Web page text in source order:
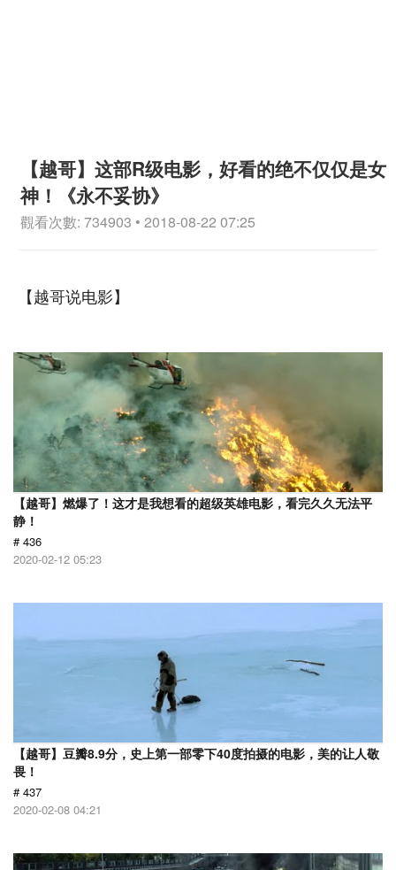
【越哥】这部R级电影，好看的绝不仅仅是女
神！《永不妥协》
觀看次數: 734903 • 2018-08-22 07:25
【越哥说电影】
【越哥】燃爆了！这才是我想看的超级英雄电影，看完久久无法平
静！
# 436
2020-02-12 05:23
【越哥】豆瓣8.9分，史上第一部零下40度拍摄的电影，美的让人敬
畏！
# 437
2020-02-08 04:21